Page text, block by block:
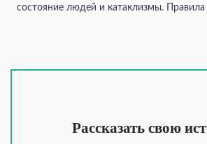
состояние людей и катаклизмы.
Рассказать свою